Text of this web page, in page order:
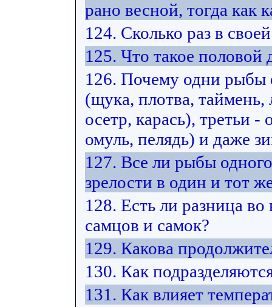
рано весной, тогда как
124. Сколько раз в
125. Что такое
126. Почему одни рыбы
(щука, плотва, таймень,
осетр, карась), третьи
омуль, пелядь) и даже
127. Все ли рыбы
зрелости в один и тот
128. Есть ли разница
самцов и самок?
129. Какова
130. Как
131. Как влияет